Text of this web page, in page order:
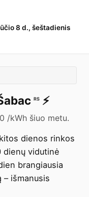
8 d., šeštadienis
RS ⚡️
/kWh šiuo metu.
dienos rinkos
dienų vidutinė
brangiausia
– išmanusis